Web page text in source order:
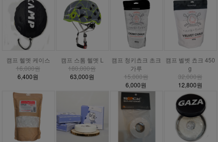
캠프 헬멧 케이스
16,000원
6,400원
캠프 스톰 헬멧 L
180,000원
63,000원
캠프 청키쵸크 초크
가루
15,000원
6,000원
캠프 벨벳 쵸크 450
g
32,000원
12,800원